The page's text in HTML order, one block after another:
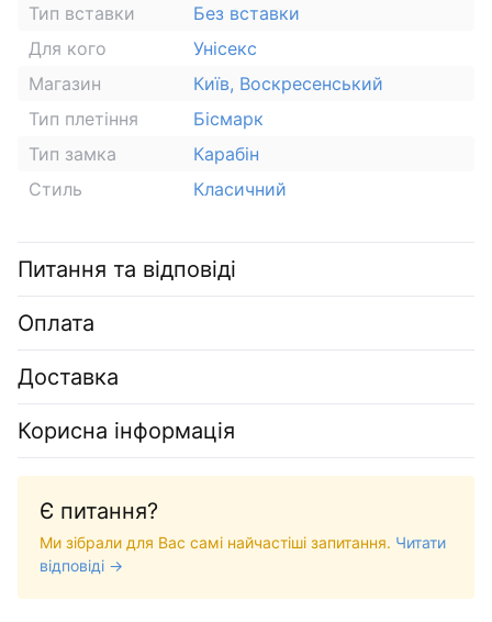
Тип вставки
Без вставки
Для кого
Унісекс
Магазин
Київ, Воскресенський
Тип плетіння
Бісмарк
Тип замка
Карабін
Стиль
Класичний
Питання та відповіді
Оплата
Доставка
Корисна інформація
Є питання?
Ми зібрали для Вас самі найчастіші запитання. Читати
відповіді →